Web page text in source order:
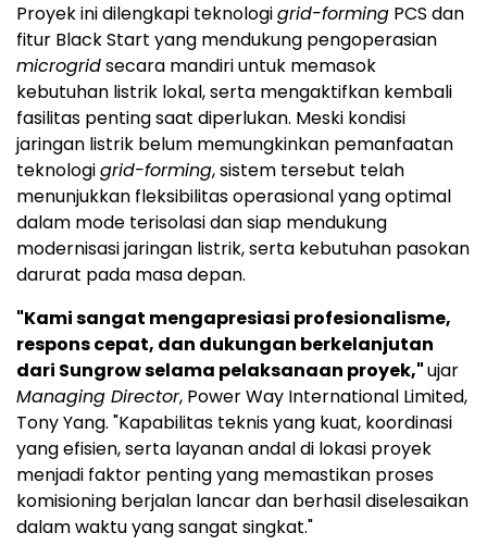
Proyek ini dilengkapi teknologigrid-forming PCS dan
fitur Black Start yang mendukung pengoperasian
microgridsecara mandiri untuk memasok
kebutuhan listrik lokal, serta mengaktifkan kembali
fasilitas penting saat diperlukan. Meski kondisi
jaringan listrik belum memungkinkan pemanfaatan
teknologigrid-forming, sistem tersebut telah
menunjukkan fleksibilitas operasional yang optimal
dalam mode terisolasi dan siap mendukung
modernisasi jaringan listrik, serta kebutuhan pasokan
darurat pada masa depan.
"Kami sangat mengapresiasi profesionalisme,
respons cepat, dan dukungan berkelanjutan
dari Sungrow selama pelaksanaan proyek,"ujar
Managing Director, Power Way International Limited,
Tony Yang. "Kapabilitas teknis yang kuat, koordinasi
yang efisien, serta layanan andal di lokasi proyek
menjadi faktor penting yang memastikan proses
komisioning berjalan lancar dan berhasil diselesaikan
dalam waktu yang sangat singkat."